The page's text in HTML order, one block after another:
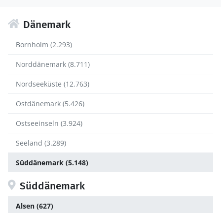
Dänemark
Bornholm (2.293)
Norddänemark (8.711)
Nordseeküste (12.763)
Ostdänemark (5.426)
Ostseeinseln (3.924)
Seeland (3.289)
Süddänemark (5.148)
Süddänemark
Alsen (627)